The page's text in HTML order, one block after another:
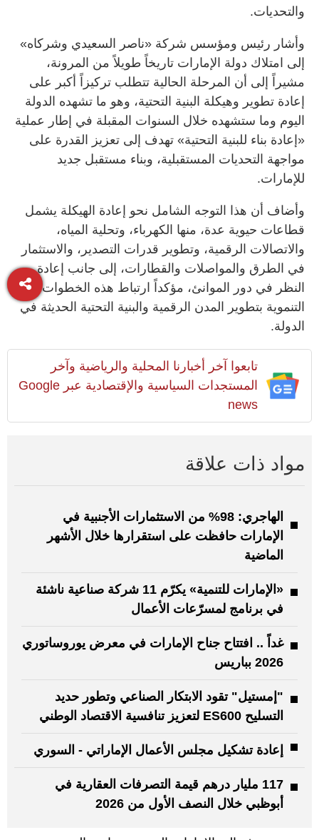
والتحديات.
وأشار رئيس ومؤسس شركة «ناصر السعيدي وشركاه»
إلى امتلاك دولة الإمارات تاريخاً طويلاً من المرونة،
مشيراً إلى أن المرحلة الحالية تتطلب تركيزاً أكبر على
إعادة تطوير وهيكلة البنية التحتية، وهو ما تشهده الدولة
اليوم وما ستشهده خلال السنوات المقبلة في إطار عملية
«إعادة بناء للبنية التحتية» تهدف إلى تعزيز القدرة على
مواجهة التحديات المستقبلية، وبناء مستقبل جديد
للإمارات.
وأضاف أن هذا التوجه الشامل نحو إعادة الهيكلة يشمل
قطاعات حيوية عدة، منها الكهرباء، وتحلية المياه،
والاتصالات الرقمية، وتطوير قدرات التصدير، والاستثمار
في الطرق والمواصلات والقطارات، إلى جانب إعادة
النظر في دور الموانئ، مؤكداً ارتباط هذه الخطوات
التنموية بتطوير المدن الرقمية والبنية التحتية الحديثة في
الدولة.
تابعوا آخر أخبارنا المحلية والرياضية وآخر
المستجدات السياسية والإقتصادية عبر Google
news
مواد ذات علاقة
الهاجري: 98% من الاستثمارات الأجنبية في
الإمارات حافظت على استقرارها خلال الأشهر
الماضية
«الإمارات للتنمية» يكرّم 11 شركة صناعية ناشئة
في برنامج لمسرّعات الأعمال
غداً .. افتتاح جناح الإمارات في معرض يوروساتوري
2026 بباريس
"إمستيل" تقود الابتكار الصناعي وتطور حديد
التسليح ES600 لتعزيز تنافسية الاقتصاد الوطني
إعادة تشكيل مجلس الأعمال الإماراتي - السوري
117 مليار درهم قيمة التصرفات العقارية في
أبوظبي خلال النصف الأول من 2026